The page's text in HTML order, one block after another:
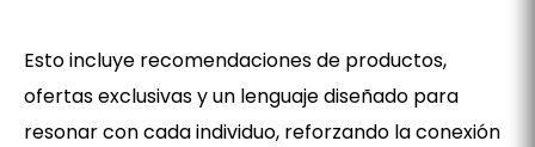
Esto incluye recomendaciones de productos,
ofertas exclusivas y un lenguaje diseñado para
resonar con cada individuo, reforzando la conexión